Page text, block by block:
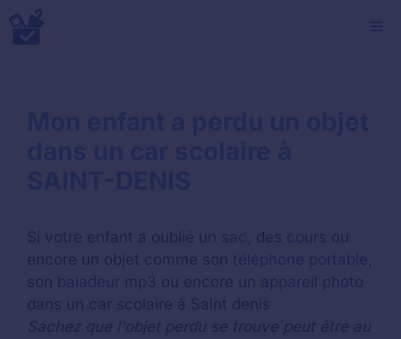
Aller
au
Si votre enfant a oublié un , des
ou
encore un objet comme son
,
son
ou encore un
dans un car scolaire à Saint denis
Sachez que l'objet perdu se trouve peut être au